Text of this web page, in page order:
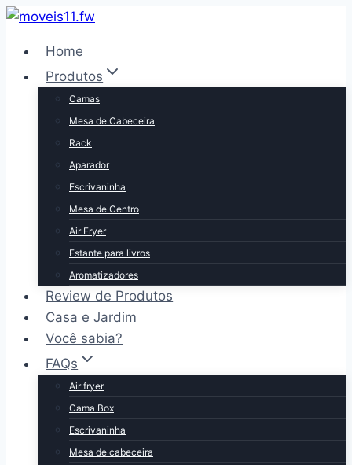
Pular
Conteúdo
Home
Produtos
Camas
Mesa de Cabeceira
Rack
Aparador
Escrivaninha
Mesa de Centro
Air Fryer
Estante para livros
Aromatizadores
Review de Produtos
Casa e Jardim
Você sabia?
FAQs
Air fryer
Cama Box
Escrivaninha
Mesa de cabeceira